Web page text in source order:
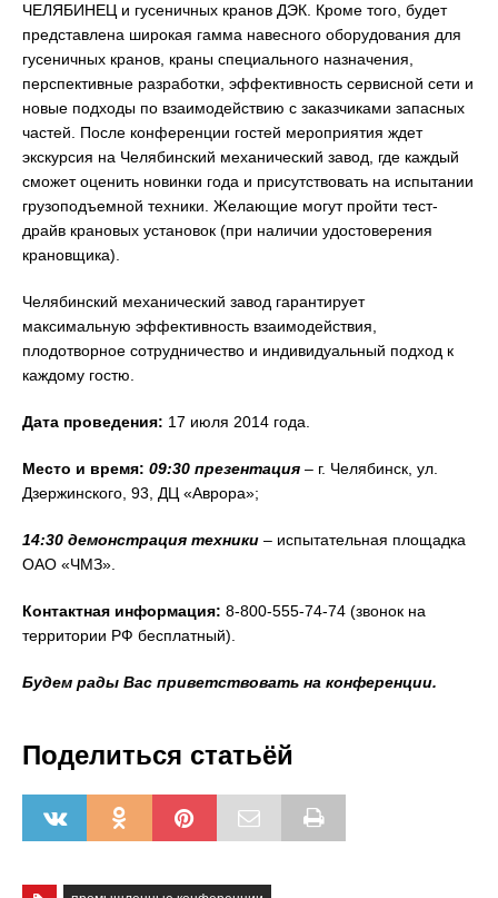
ЧЕЛЯБИНЕЦ и гусеничных кранов ДЭК. Кроме того, будет
представлена широкая гамма навесного оборудования для
гусеничных кранов, краны специального назначения,
перспективные разработки, эффективность сервисной сети и
новые подходы по взаимодействию с заказчиками запасных
частей. После конференции гостей мероприятия ждет
экскурсия на Челябинский механический завод, где каждый
сможет оценить новинки года и присутствовать на испытании
грузоподъемной техники. Желающие могут пройти тест-
драйв крановых установок (при наличии удостоверения
крановщика).
Челябинский механический завод гарантирует
максимальную эффективность взаимодействия,
плодотворное сотрудничество и индивидуальный подход к
каждому гостю.
Дата проведения: 17 июля 2014 года.
Место и время: 09:30 презентация – г. Челябинск, ул.
Дзержинского, 93, ДЦ «Аврора»;
14:30 демонстрация техники – испытательная площадка
ОАО «ЧМЗ».
Контактная информация: 8-800-555-74-74 (звонок на
территории РФ бесплатный).
Будем рады Вас приветствовать на конференции.
Поделиться статьёй